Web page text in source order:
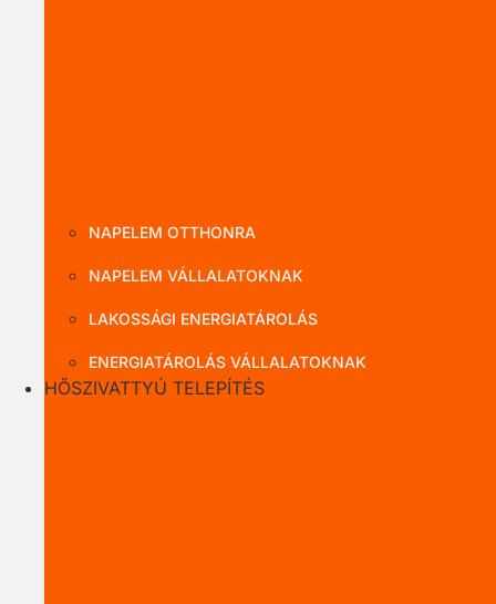
NAPELEM OTTHONRA
NAPELEM VÁLLALATOKNAK
LAKOSSÁGI ENERGIATÁROLÁS
ENERGIATÁROLÁS VÁLLALATOKNAK
HŐSZIVATTYÚ TELEPÍTÉS